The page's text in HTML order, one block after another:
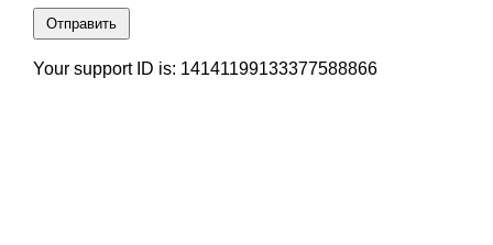
Отправить
Your support ID is: 14141199133377588866